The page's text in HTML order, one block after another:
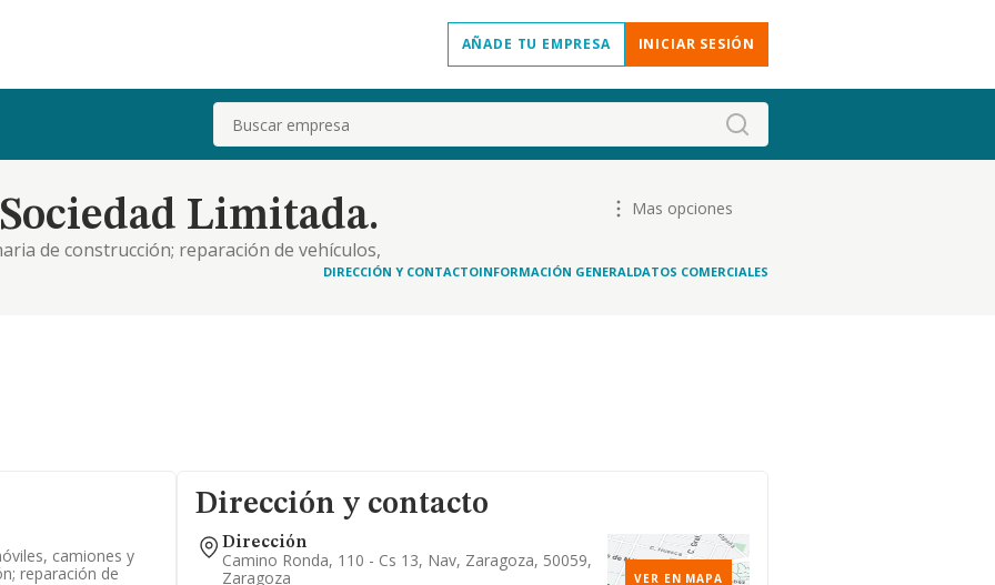
AÑADE TU EMPRESA INICIAR SESIÓN
Buscar
Limitada.
de construcción; reparación de vehículos,
Mas opciones
DIRECCIÓN Y CONTACTOINFORMACIÓN GENERALDATOS COMERCIALES
camiones y
reparación de
Dirección y contacto
Dirección
Camino Ronda, 110 - Cs 13, Nav, Zaragoza, 50059,
Zaragoza
VER EN MAPA